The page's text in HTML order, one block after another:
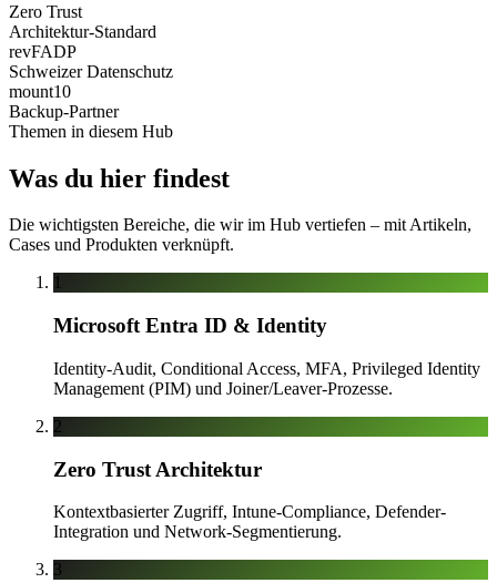
Zero Trust
Architektur-Standard
revFADP
Schweizer Datenschutz
mount10
Backup-Partner
Themen in diesem Hub
Was du hier findest
Die wichtigsten Bereiche, die wir im Hub vertiefen – mit Artikeln,
Cases und Produkten verknüpft.
1
Microsoft Entra ID & Identity
Identity-Audit, Conditional Access, MFA, Privileged Identity
Management (PIM) und Joiner/Leaver-Prozesse.
2
Zero Trust Architektur
Kontextbasierter Zugriff, Intune-Compliance, Defender-
Integration und Network-Segmentierung.
3